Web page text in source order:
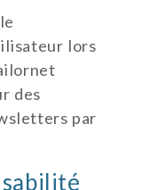
lors
des
par